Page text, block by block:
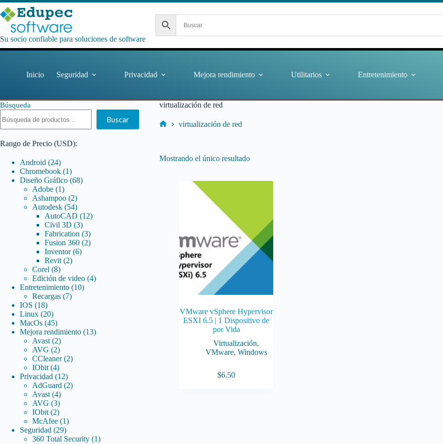
Saltar
al
contenido
Su socio confiable para soluciones de software
Inicio Seguridad Privacidad Mejora rendimiento Utilitarios Entretenimiento
virtualización de red
virtualización de red
Mostrando el único resultado
VMware vSphere Hypervisor
ESXI 6.5 | 1 Dispositivo de
por Vida
Virtualización,
VMware, Windows
$6.50
Búsqueda
Buscar
Rango de Precio (USD):
Android 2424
productos
Chromebook 11
producto
Diseño Gráfico 6868
Adobe 11
producto
Ashampoo 22
productos
Autodesk 5454
productos
AutoCAD 1212
Civil 3D 33
productos
Fabrication 33
productos
Fusion 360 22
Inventor 66
Revit 22
Corel 88
productos
Edición de video 44
Entretenimiento 1010
Recargas 77
IOS 1818
productos
Linux 2020
productos
MacOs 4545
productos
Mejora rendimiento 1313
Avast 22
productos
AVG 22
productos
CCleaner 22
IObit 44
productos
Privacidad 1212
productos
AdGuard 22
Avast 44
productos
AVG 33
productos
IObit 22
productos
McAfee 11
producto
Seguridad 2929
productos
360 Total Security 11